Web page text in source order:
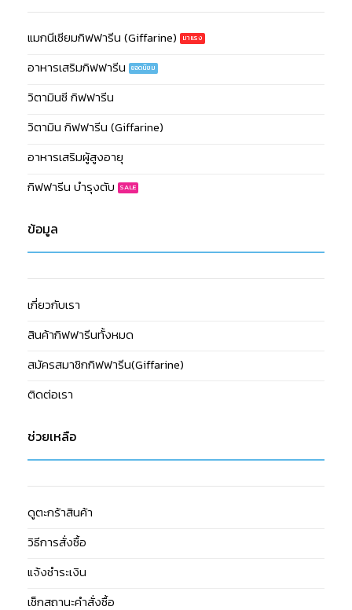
แมกนีเซียมกิฟฟารีน (Giffarine)
อาหารเสริมกิฟฟารีน
วิตามินซี กิฟฟารีน
วิตามิน กิฟฟารีน (Giffarine)
อาหารเสริมผู้สูงอายุ
กิฟฟารีน บำรุงตับ
ข้อมูล
เกี่ยวกับเรา
สินค้ากิฟฟารีนทั้งหมด
สมัครสมาชิกกิฟฟารีน(Giffarine)
ติดต่อเรา
ช่วยเหลือ
ดูตะกร้าสินค้า
วิธีการสั่งซื้อ
แจ้งชำระเงิน
เช็กสถานะคำสั่งซื้อ